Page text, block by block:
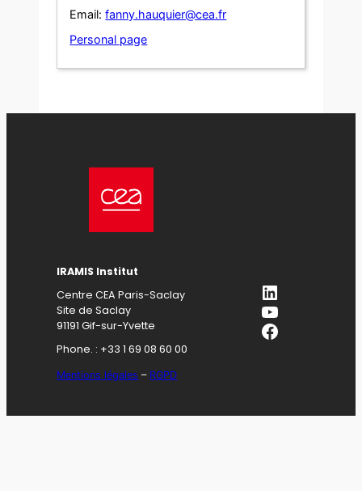
Email: fanny.hauquier@cea.fr
Personal page
IRAMIS Institut
Centre CEA Paris-Saclay
Site de Saclay
91191 Gif-sur-Yvette
Phone. : +33 1 69 08 60 00
Mentions légales – RGPD
LinkedIn
YouTube
Facebook